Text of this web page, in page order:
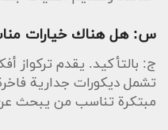
س: هل هناك خيارات
تشمل ديكورات جدارية
مبتكرة تناسب من يبحث عن